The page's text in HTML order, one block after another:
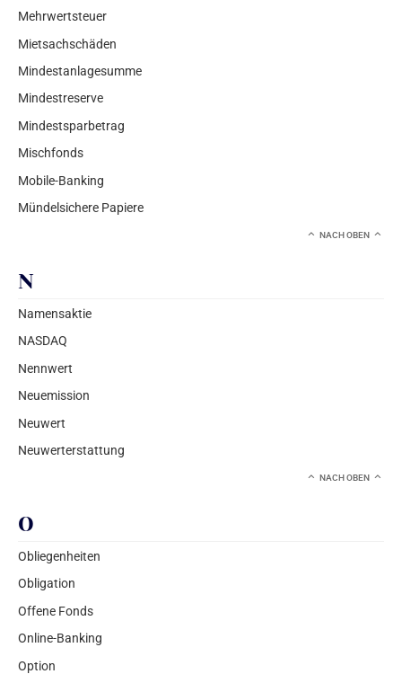
Mehrwertsteuer
Mietsachschäden
Mindestanlagesumme
Mindestreserve
Mindestsparbetrag
Mischfonds
Mobile-Banking
Mündelsichere Papiere
NACH OBEN
N
Namensaktie
NASDAQ
Nennwert
Neuemission
Neuwert
Neuwerterstattung
NACH OBEN
O
Obliegenheiten
Obligation
Offene Fonds
Online-Banking
Option